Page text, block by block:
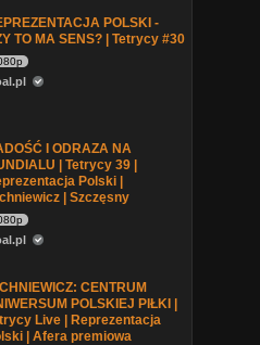
POLSKI -
TO MA SENS? | Tetrycy #30
I ODRAZA NA
| Tetrycy 39 |
Polski |
| Szczęsny
CENTRUM
POLSKIEJ PIŁKI |
Live | Reprezentacja
| Afera premiowa